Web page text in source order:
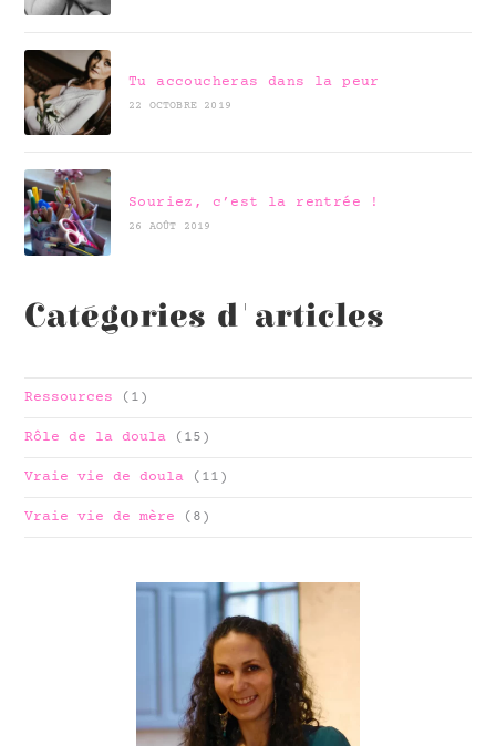
Tu accoucheras dans la peur
22 OCTOBRE 2019
Souriez, c’est la rentrée !
26 AOÛT 2019
Catégories d'articles
Ressources (1)
Rôle de la doula (15)
Vraie vie de doula (11)
Vraie vie de mère (8)